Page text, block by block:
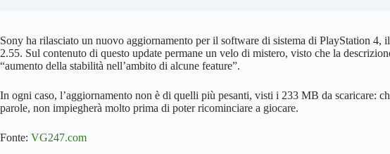
Sony ha rilasciato un nuovo aggiornamento per il software di sistema di PlayStation 4,
2.55. Sul contenuto di questo update permane un velo di mistero, visto che la
“aumento della stabilità nell’ambito di alcune feature”.
In ogni caso, l’aggiornamento non è di quelli più pesanti, visti i 233 MB da scaricare:
parole, non impiegherà molto prima di poter ricominciare a giocare.
Fonte: VG247.com